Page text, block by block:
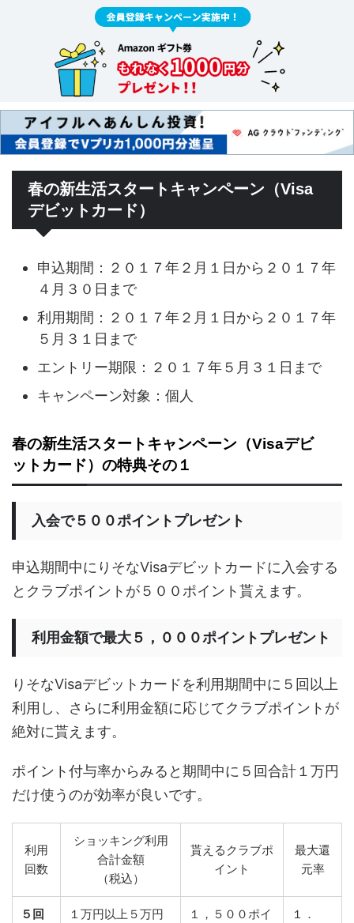
春の新生活スタートキャンペーン（Visa
デビットカード）
申込期間：２０１７年２月１日から２０１７年
４月３０日まで
利用期間：２０１７年２月１日から２０１７年
５月３１日まで
エントリー期限：２０１７年５月３１日まで
キャンペーン対象：個人
春の新生活スタートキャンペーン（Visaデビ
ットカード）の特典その１
入会で５００ポイントプレゼント
申込期間中にりそなVisaデビットカードに入会する
とクラブポイントが５００ポイント貰えます。
利用金額で最大５，０００ポイントプレゼント
りそなVisaデビットカードを利用期間中に５回以上
利用し、さらに利用金額に応じてクラブポイントが
絶対に貰えます。
ポイント付与率からみると期間中に５回合計１万円
だけ使うのが効率が良いです。
利用
回数
ショッキング利用
合計金額
（税込）
貰えるクラブポ
イント
最大還
元率
５回
１万円以上５万円
１，５００ポイ
１．